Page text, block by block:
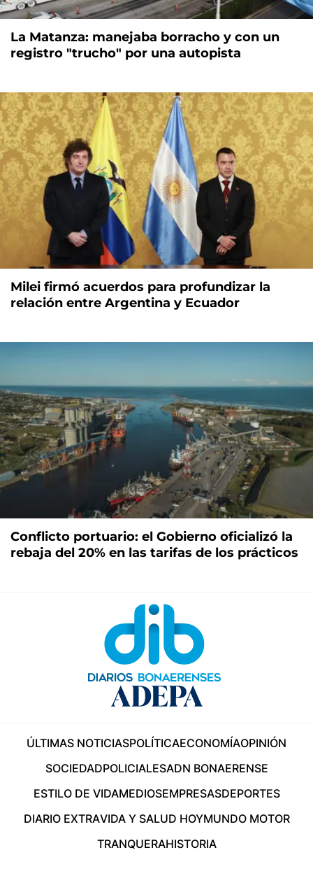
La Matanza: manejaba borracho y con un
registro "trucho" por una autopista
Milei firmó acuerdos para profundizar la
relación entre Argentina y Ecuador
Conflicto portuario: el Gobierno oficializó la
rebaja del 20% en las tarifas de los prácticos
ÚLTIMAS NOTICIASPOLÍTICAECONOMÍAOPINIÓN
SOCIEDADPOLICIALESADN BONAERENSE
ESTILO DE VIDAMEDIOSEMPRESASDEPORTES
DIARIO EXTRAVIDA Y SALUD HOYMUNDO MOTOR
TRANQUERAHISTORIA